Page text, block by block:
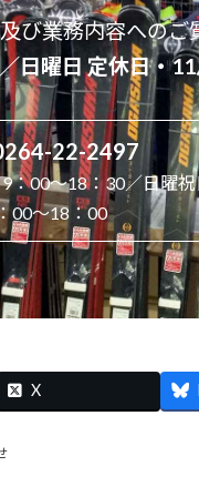
び業務内容への
日曜日 定休日・
22-2497
：00～18：30／日曜祝
00～18：00
X